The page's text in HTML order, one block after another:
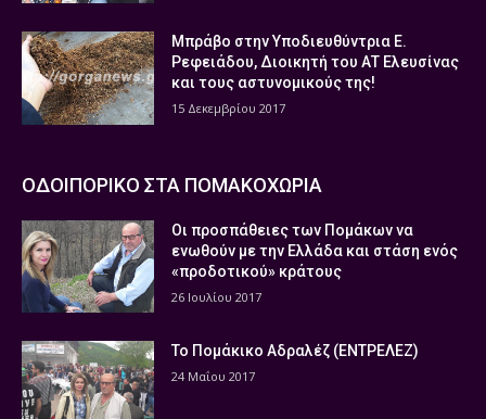
Μπράβο στην Υποδιευθύντρια Ε.
Ρεφειάδου, Διοικητή του ΑΤ Ελευσίνας
και τους αστυνομικούς της!
15 Δεκεμβρίου 2017
ΟΔΟΙΠΟΡΙΚΟ ΣΤΑ ΠΟΜΑΚΟΧΩΡΙΑ
Οι προσπάθειες των Πομάκων να
ενωθούν με την Ελλάδα και στάση ενός
«προδοτικού» κράτους
26 Ιουλίου 2017
Το Πομάκικο Αδραλέζ (ΕΝΤΡΕΛΕΖ)
24 Μαΐου 2017